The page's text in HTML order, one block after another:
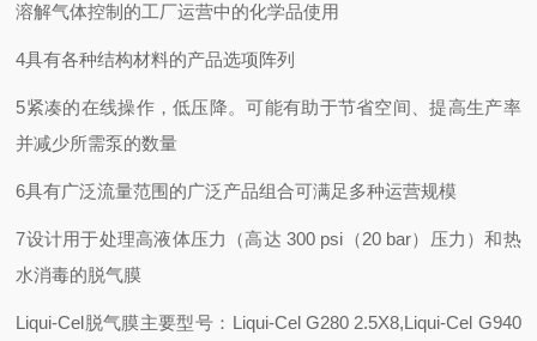
溶解气体控制的工厂运营中的化学品使用
4具有各种结构材料的产品选项阵列
5紧凑的在线操作，低压降。可能有助于节省空间、提高生产率
并减少所需泵的数量
6具有广泛流量范围的广泛产品组合可满足多种运营规模
7设计用于处理高液体压力（高达 300 psi（20 bar）压力）和热
水消毒的脱气膜
Liqui-Cel脱气膜主要型号：Liqui-Cel G280 2.5X8,Liqui-Cel G940